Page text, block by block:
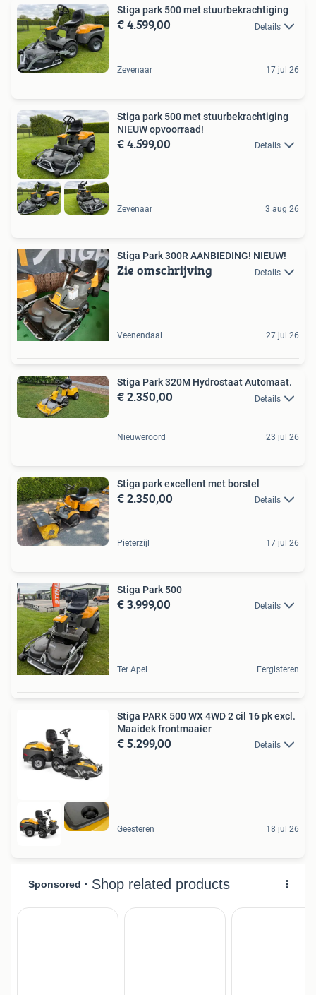
Stiga park 500 met stuurbekrachtiging
€ 4.599,00 Details
Zevenaar 17 jul 26
Stiga park 500 met stuurbekrachtiging
NIEUW opvoorraad!
€ 4.599,00 Details
Zevenaar 3 aug 26
Stiga Park 300R AANBIEDING! NIEUW!
Zie omschrijving Details
Veenendaal 27 jul 26
Stiga Park 320M Hydrostaat Automaat.
€ 2.350,00 Details
Nieuweroord 23 jul 26
Stiga park excellent met borstel
€ 2.350,00 Details
Pieterzijl 17 jul 26
Stiga Park 500
€ 3.999,00 Details
Ter Apel Eergisteren
Stiga PARK 500 WX 4WD 2 cil 16 pk excl.
Maaidek frontmaaier
€ 5.299,00 Details
Geesteren 18 jul 26